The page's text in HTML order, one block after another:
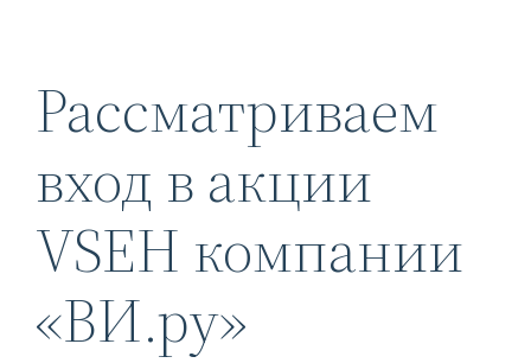
Рассматриваем
вход в акции
VSEH компании
«ВИ.ру»